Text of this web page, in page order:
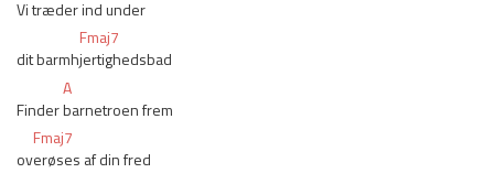
Vi træder ind under
Fmaj7
dit barmhjertighedsbad
A
Finder barnetroen frem
Fmaj7
overøses af din fred